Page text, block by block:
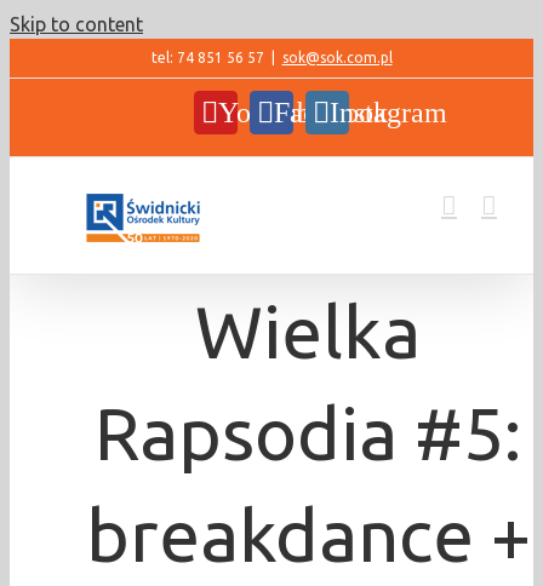
Skip to content
tel: 74 851 56 57 sok@sok.com.pl
YouTubeFacebookInstagram
Wielka
Rapsodia #5:
breakdance +